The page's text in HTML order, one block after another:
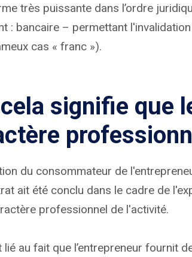
très puissante dans l’ordre
: bancaire – permettant
cas « franc »).
signifie que
du consommateur de
ait été conclu dans le cadre de
professionnel de l'activité.
au fait que l’entrepreneur fournit